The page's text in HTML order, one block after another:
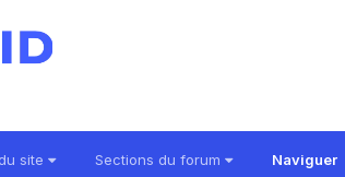
site Sections du forum Naviguer